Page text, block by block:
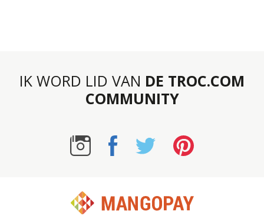
IK WORD LID VAN DE TROC.COM
COMMUNITY